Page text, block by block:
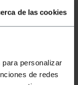
de las cookies
personalizar
de redes